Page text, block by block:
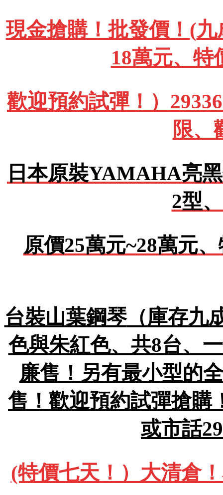
現金搶購！批發價！ (
18萬元、特
歡迎預約試彈！）
限、
日本原裝YAMAHA亮
2型
原價25萬元~28萬元
台裝山葉鋼琴（庫存九
色與朱紅色、共8台、
廉售！另有最小型的
售！歡迎預約試彈搶購
或市話
(特價七天！）大清倉